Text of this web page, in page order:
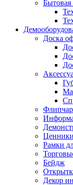
Бытовая
Доска
Рамки
Бейдж
Декор